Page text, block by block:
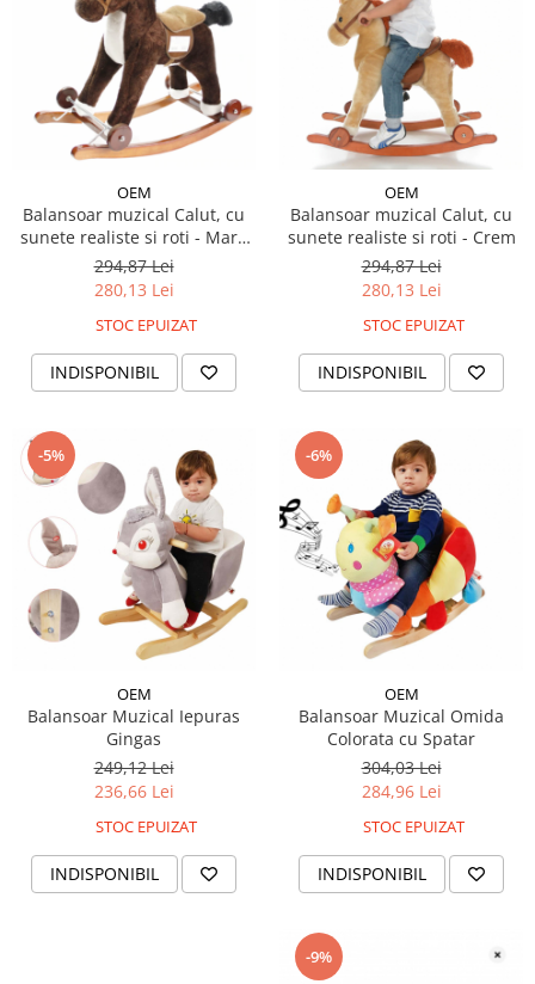
OEM
Balansoar muzical Calut, cu
sunete realiste si roti - Maro
inchis
294,87 Lei
280,13 Lei
STOC EPUIZAT
INDISPONIBIL
OEM
Balansoar muzical Calut, cu
sunete realiste si roti - Crem
294,87 Lei
280,13 Lei
STOC EPUIZAT
INDISPONIBIL
-5%
OEM
Balansoar Muzical Iepuras
Gingas
249,12 Lei
236,66 Lei
STOC EPUIZAT
INDISPONIBIL
-6%
OEM
Balansoar Muzical Omida
Colorata cu Spatar
304,03 Lei
284,96 Lei
STOC EPUIZAT
INDISPONIBIL
-9%